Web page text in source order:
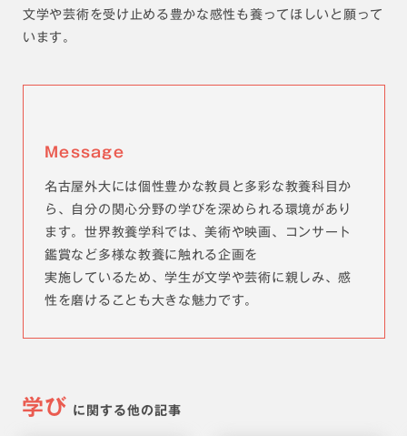
文学や芸術を受け止める豊かな感性も養ってほしいと願って
います。
Message
名古屋外大には個性豊かな教員と多彩な教養科目か
ら、自分の関心分野の学びを深められる環境があり
ます。世界教養学科では、美術や映画、コンサート
鑑賞など多様な教養に触れる企画を
実施しているため、学生が文学や芸術に親しみ、感
性を磨けることも大きな魅力です。
学び に関する他の記事